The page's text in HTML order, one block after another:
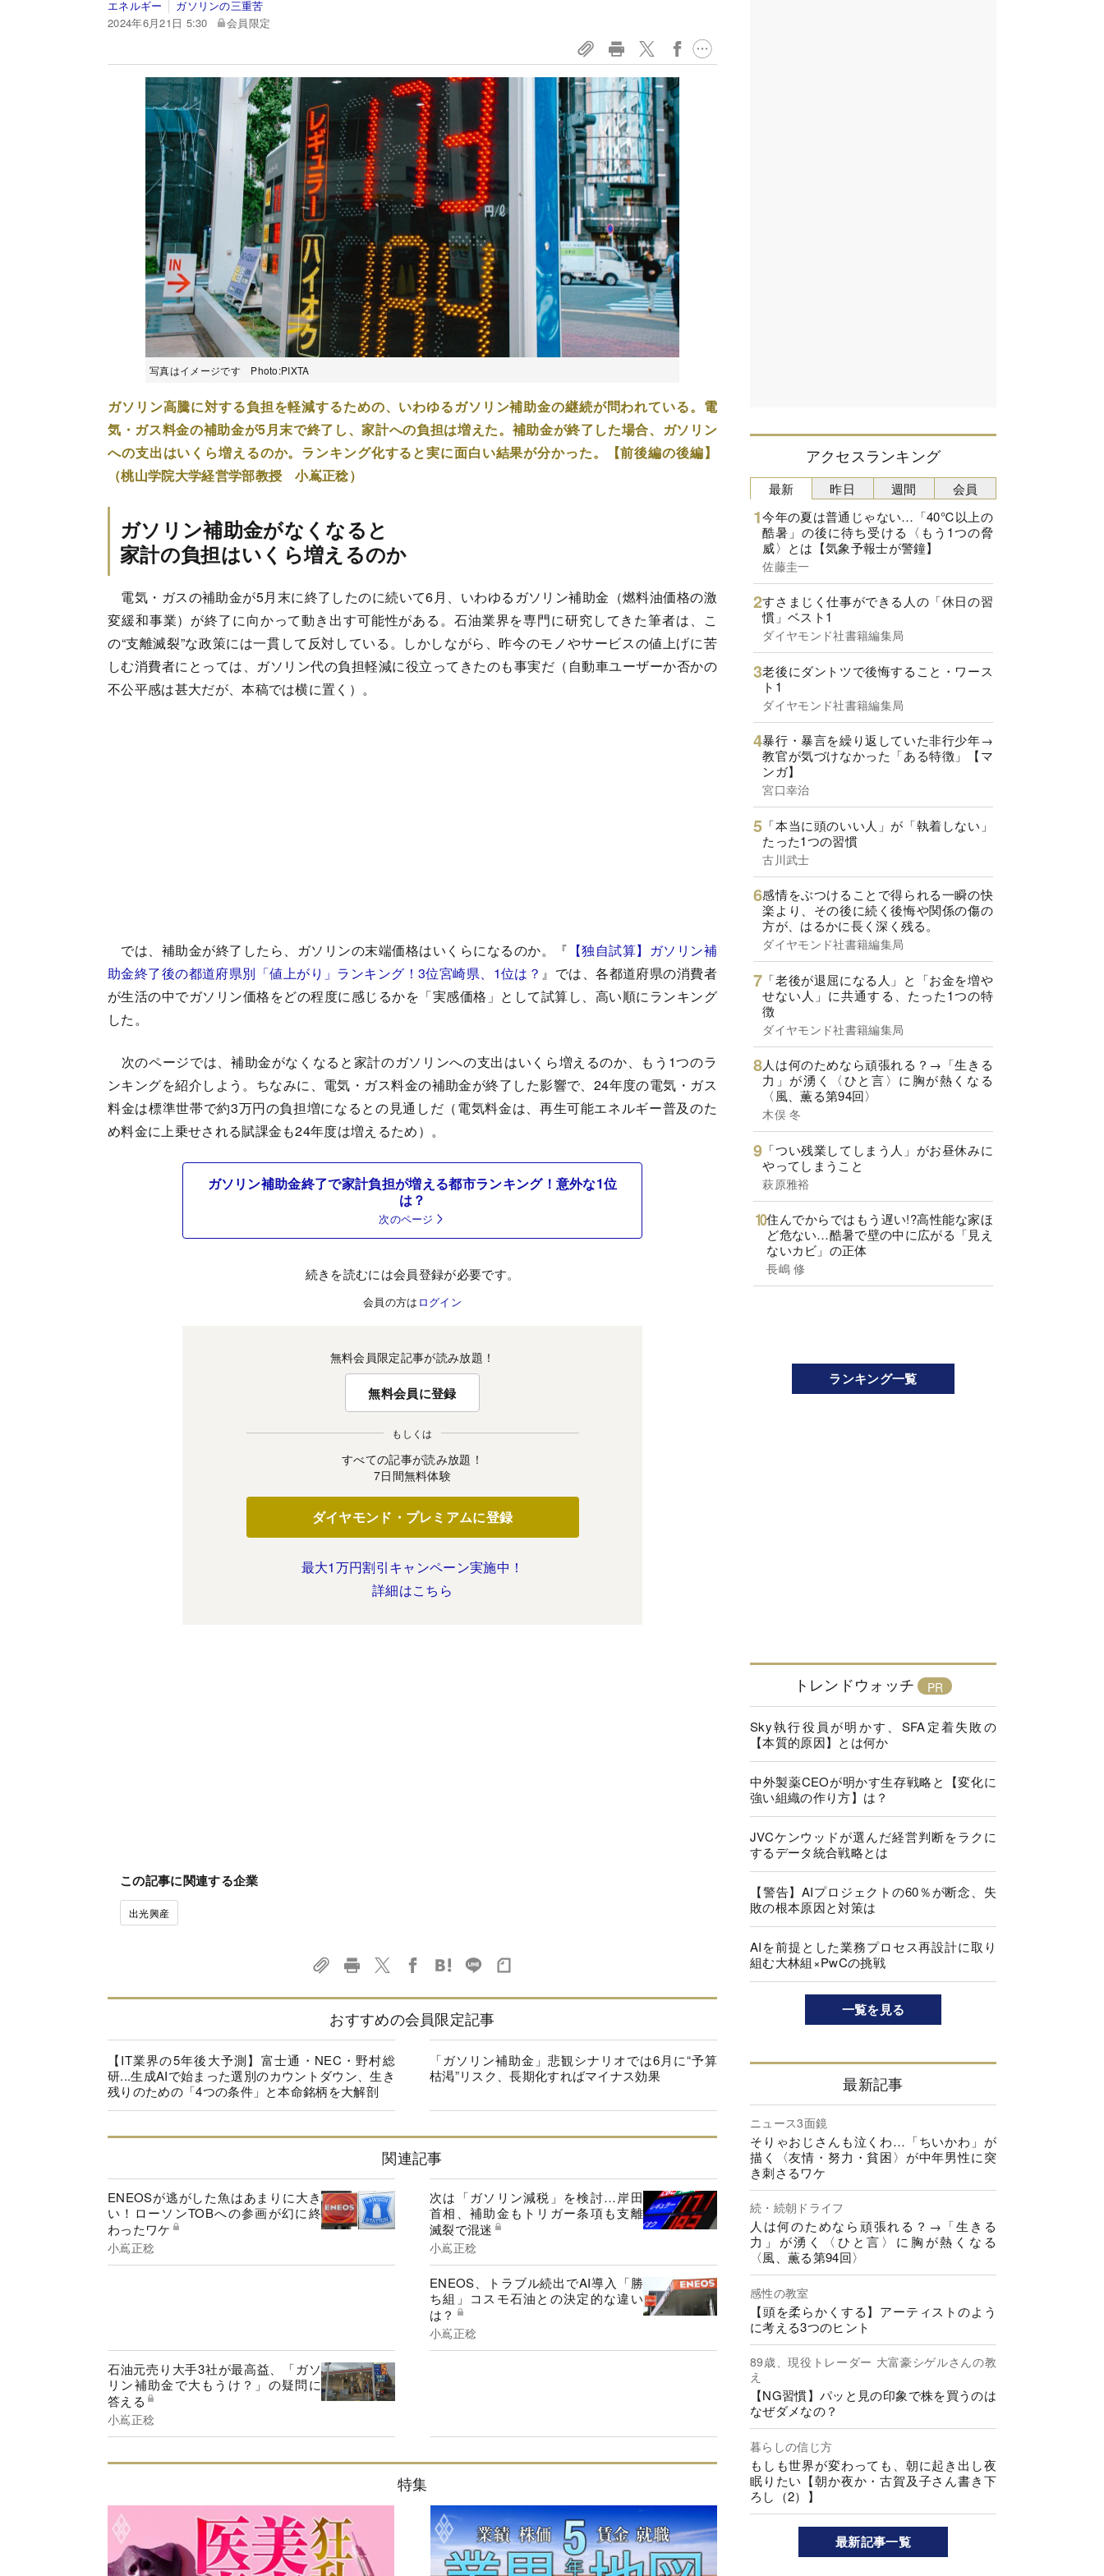
エネルギー
ガソリンの三重苦
2024年6月21日 5:30
会員限定
写真はイメージです Photo:PIXTA
ガソリン高騰に対する負担を軽減するための、いわゆるガソリン補助金の継続が問われている。電
気・ガス料金の補助金が5月末で終了し、家計への負担は増えた。補助金が終了した場合、ガソリン
への支出はいくら増えるのか。ランキング化すると実に面白い結果が分かった。【前後編の後編】
（桃山学院大学経営学部教授 小嶌正稔）
ガソリン補助金がなくなると
家計の負担はいくら増えるのか
電気・ガスの補助金が5月末に終了したのに続いて6月、いわゆるガソリン補助金（燃料油価格の激
変緩和事業）が終了に向かって動き出す可能性がある。石油業界を専門に研究してきた筆者は、こ
の“支離滅裂”な政策には一貫して反対している。しかしながら、昨今のモノやサービスの値上げに苦
しむ消費者にとっては、ガソリン代の負担軽減に役立ってきたのも事実だ（自動車ユーザーか否かの
不公平感は甚大だが、本稿では横に置く）。
では、補助金が終了したら、ガソリンの末端価格はいくらになるのか。『 【独自試算】ガソリン補
助金終了後の都道府県別「値上がり」 ランキング！3位宮崎県、1位は？ 』では、各都道府県の消費者
が生活の中でガソリン価格をどの程度に感じるかを「実感価格」として試算し、高い順にランキング
した。
次のページでは、補助金がなくなると家計のガソリンへの支出はいくら増えるのか、もう1つのラ
ンキングを紹介しよう。ちなみに、電気・ガス料金の補助金が終了した影響で、24年度の電気・ガス
料金は標準世帯で約3万円の負担増になるとの見通しだ（電気料金は、再生可能エネルギー普及のた
め料金に上乗せされる賦課金も24年度は増えるため）。
ガソリン補助金終了で家計負担が増える都市ランキング！意外な1位
は？
次のページ
続きを読むには会員登録が必要です。
会員の方は ログイン
無料会員限定記事が読み放題！
無料会員に登録
もしくは
すべての記事が読み放題！
7日間無料体験
ダイヤモンド・プレミアムに登録
最大1万円割引キャンペーン実施中！
詳細はこちら
この記事に関連する企業
出光興産
おすすめの会員限定記事
【IT業界の5年後大予測】富士通・NEC・野村総
研...生成AIで始まった選別のカウントダウン、生き
残りのための「4つの条件」と本命銘柄を大解剖
「ガソリン補助金」悲観シナリオでは6月に“予算
枯渇”リスク、長期化すればマイナス効果
関連記事
ENEOSが逃がした魚はあまりに大き
い！ローソンTOBへの参画が幻に終
わったワケ
小嶌正稔
次は「ガソリン減税」を検討…岸田
首相、補助金もトリガー条項も支離
滅裂で混迷
小嶌正稔
ENEOS、トラブル続出でAI導入「勝
ち組」コスモ石油との決定的な違い
は？
小嶌正稔
石油元売り大手3社が最高益、「ガソ
リン補助金で大もうけ？」の疑問に
答える
小嶌正稔
特集
アクセスランキング
最新
今年の夏は普通じゃない…「40℃以上の
酷暑」の後に待ち受ける〈もう1つの脅
威〉とは【気象予報士が警鐘】
佐藤圭一
すさまじく仕事ができる人の「休日の習
慣」ベスト1
ダイヤモンド社書籍編集局
老後にダントツで後悔すること・ワース
ト1
ダイヤモンド社書籍編集局
暴行・暴言を繰り返していた非行少年→
教官が気づけなかった「ある特徴」【マ
ンガ】
宮口幸治
「本当に頭のいい人」が「執着しない」
たった1つの習慣
古川武士
感情をぶつけることで得られる一瞬の快
楽より、その後に続く後悔や関係の傷の
方が、はるかに長く深く残る。
ダイヤモンド社書籍編集局
「老後が退屈になる人」と「お金を増や
せない人」に共通する、たった1つの特
徴
ダイヤモンド社書籍編集局
人は何のためなら頑張れる？→「生きる
力」が湧く〈ひと言〉に胸が熱くなる
〈風、薫る第94回〉
木俣 冬
「つい残業してしまう人」がお昼休みに
やってしまうこと
萩原雅裕
住んでからではもう遅い!?高性能な家ほ
ど危ない…酷暑で壁の中に広がる「見え
ないカビ」の正体
長嶋 修
昨日 週間 会員
ランキング一覧
トレンドウォッチ
Sky執行役員が明かす、SFA定着失敗の
【本質的原因】とは何か
中外製薬CEOが明かす生存戦略と【変化に
強い組織の作り方】は？
JVCケンウッドが選んだ経営判断をラクに
するデータ統合戦略とは
【警告】AIプロジェクトの60％が断念、失
敗の根本原因と対策は
AIを前提とした業務プロセス再設計に取り
組む大林組×PwCの挑戦
一覧を見る
最新記事
ニュース3面鏡
そりゃおじさんも泣くわ…「ちいかわ」が
描く〈友情・努力・貧困〉が中年男性に突
き刺さるワケ
続・続朝ドライフ
人は何のためなら頑張れる？→「生きる
力」が湧く〈ひと言〉に胸が熱くなる
〈風、薫る第94回〉
感性の教室
【頭を柔らかくする】アーティストのよう
に考える3つのヒント
89歳、現役トレーダー 大富豪シゲルさんの教
え
【NG習慣】パッと見の印象で株を買うのは
なぜダメなの？
暮らしの信じ方
もしも世界が変わっても、朝に起き出し夜
眠りたい【朝か夜か・古賀及子さん書き下
ろし（2）】
最新記事一覧